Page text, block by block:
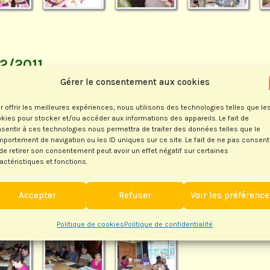
Gérer le consentement aux cookies
offrir les meilleures expériences, nous utilisons des technologies telles que
pour stocker et/ou accéder aux informations des appareils. Le fait de
à ces technologies nous permettra de traiter des données telles que le
de navigation ou les ID uniques sur ce site. Le fait de ne pas
retirer son consentement peut avoir un effet négatif sur certaines
et fonctions.
Accepter Refuser Voir les
Politique de cookiesPolitique de confidentialité
2011